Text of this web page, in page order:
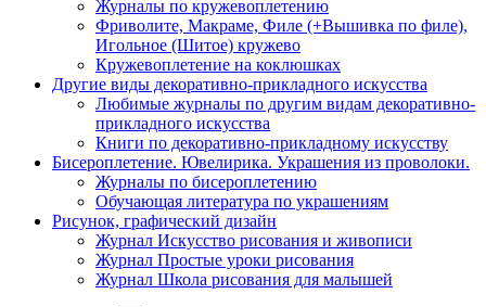
Журналы по кружевоплетению
Фриволите, Макраме, Филе (+Вышивка по филе),
Игольное (Шитое) кружево
Кружевоплетение на коклюшках
Другие виды декоративно-прикладного искусства
Любимые журналы по другим видам декоративно-
прикладного искусства
Книги по декоративно-прикладному искусству
Бисероплетение. Ювелирика. Украшения из проволоки.
Журналы по бисероплетению
Обучающая литература по украшениям
Рисунок, графический дизайн
Журнал Искусство рисования и живописи
Журнал Простые уроки рисования
Журнал Школа рисования для малышей